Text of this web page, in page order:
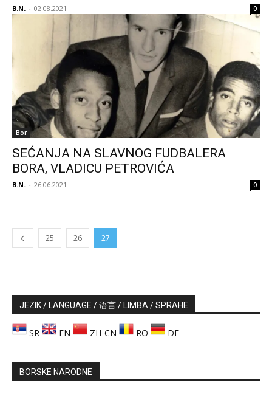
B.N. - 02.08.2021 0
Bor
SEĆANJA NA SLAVNOG FUDBALERA
BORA, VLADICU PETROVIĆA
B.N. - 26.06.2021 0
25 26 27
JEZIK / LANGUAGE / 语言 / LIMBA / SPRAHE
SR EN ZH-CN RO DE
BORSKE NARODNE